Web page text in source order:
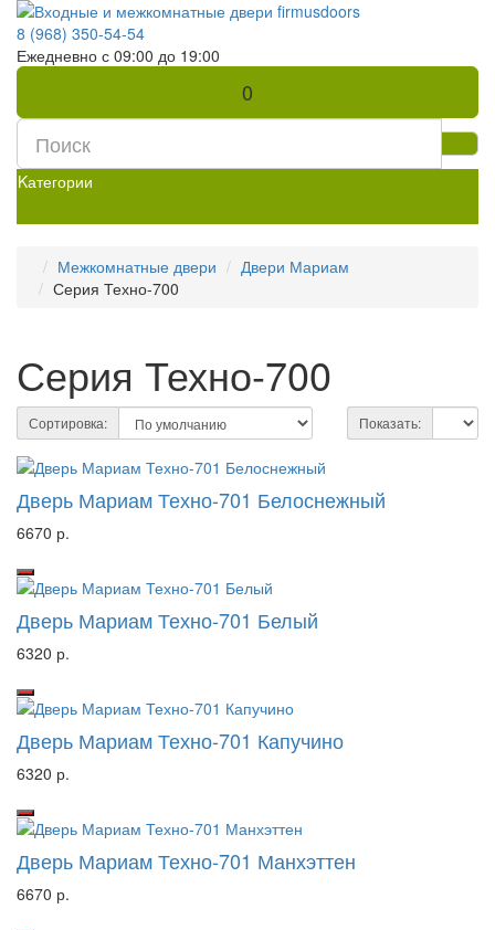
8 (968) 350-54-54
Ежедневно с 09:00 до 19:00
0
Kатегории
Межкомнатные двери
Двери Мариам
Серия Техно-700
Серия Техно-700
Сортировка: Показать:
Дверь Мариам Техно-701 Белоснежный
6670 р.
Дверь Мариам Техно-701 Белый
6320 р.
Дверь Мариам Техно-701 Капучино
6320 р.
Дверь Мариам Техно-701 Манхэттен
6670 р.